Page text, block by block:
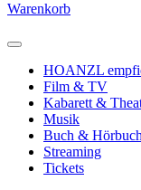
Warenkorb
HOANZL
Film & TV
Kabarett &
Musik
Buch & Hörbuch
Streaming
Tickets